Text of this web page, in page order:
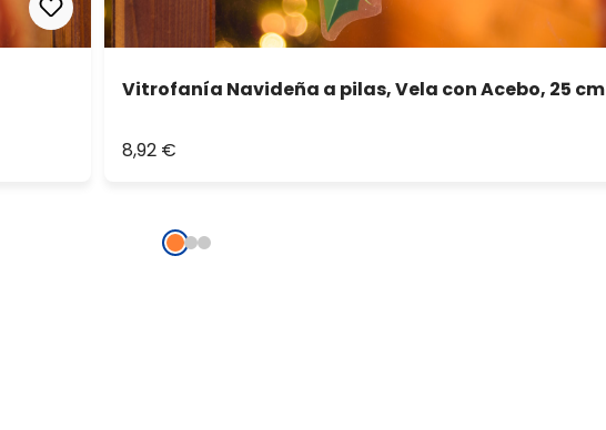
Vitrofanía Navideña a pilas, Vela con Acebo, 25 cm
8,92 €